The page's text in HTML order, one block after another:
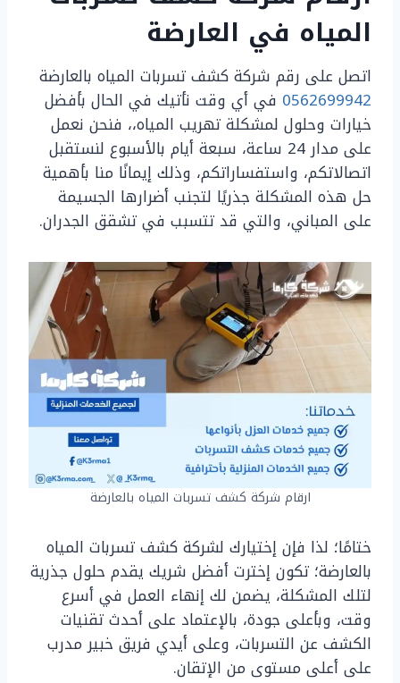
المياه في العارضة
اتصل على رقم شركة كشف تسربات المياه بالعارضة
0562699942 في أي وقت نأتيك في الحال بأفضل
خيارات وحلول لمشكلة تهريب المياه،، فنحن نعمل
على مدار 24 ساعة، سبعة أيام بالأسبوع لنستقبل
اتصالاتكم، واستفساراتكم، وذلك إيمانًا منا بأهمية
حل هذه المشكلة جذريًا لتجنب أضرارها الجسيمة
على المباني، والتي قد تتسبب في تشقق الجدران.
ارقام شركة كشف تسربات المياه بالعارضة
ختامًا؛ لذا فإن إختيارك لشركة كشف تسربات المياه
بالعارضة؛ تكون إخترت أفضل شريك يقدم حلول جذرية
لتلك المشكلة، يضمن لك إنهاء العمل في أسرع
وقت، وبأعلى جودة، بالإعتماد على أحدث تقنيات
الكشف عن التسربات، وعلى أيدي فريق خبير مدرب
على أعلى مستوى من الإتقان.